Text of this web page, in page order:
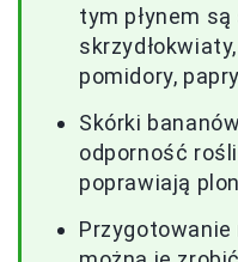
tym płynem
pomidory,
Skórki
odporność
poprawiają
Przygotowanie